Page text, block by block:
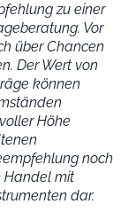
zu einer
Vor
über Chancen
Der Wert von
können
Höhe
noch
Handel mit
dar.